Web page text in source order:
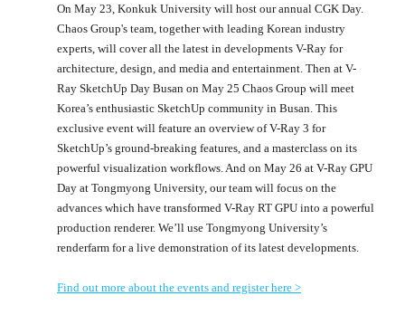
On May 23, Konkuk University will host our annual CGK Day.
Chaos Group's team, together with leading Korean industry
experts, will cover all the latest in developments V-Ray for
architecture, design, and media and entertainment. Then at V-
Ray SketchUp Day Busan on May 25 Chaos Group will meet
Korea’s enthusiastic SketchUp community in Busan. This
exclusive event will feature an overview of V-Ray 3 for
SketchUp’s ground-breaking features, and a masterclass on its
powerful visualization workflows. And on May 26 at V-Ray GPU
Day at Tongmyong University, our team will focus on the
advances which have transformed V-Ray RT GPU into a powerful
production renderer. We’ll use Tongmyong University’s
renderfarm for a live demonstration of its latest developments.
Find out more about the events and register here >